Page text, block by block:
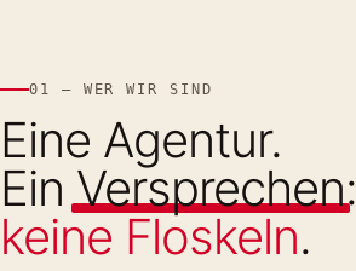
01 — WER WIR SIND
Eine Agentur.
EinVersprechen:
keine Floskeln.